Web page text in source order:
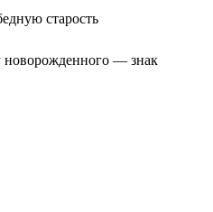
старость
новорожденного — знак